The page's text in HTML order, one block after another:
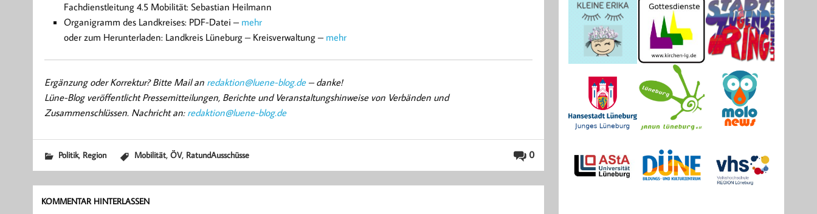
Fachdienstleitung 4.5 Mobilität: Sebastian Heilmann
Organigramm des Landkreises: PDF-Datei – mehr
oder zum Herunterladen: Landkreis Lüneburg – Kreisverwaltung – mehr
Ergänzung oder Korrektur? Bitte Mail an redaktion@luene-blog.de– danke!
Lüne-Blog veröffentlicht Pressemitteilungen, Berichte und Veranstaltungshinweise von Verbänden und
Zusammenschlüssen. Nachricht an: redaktion@luene-blog.de
0
Politik, Region Mobilität, ÖV, RatundAusschüsse
KOMMENTAR HINTERLASSEN